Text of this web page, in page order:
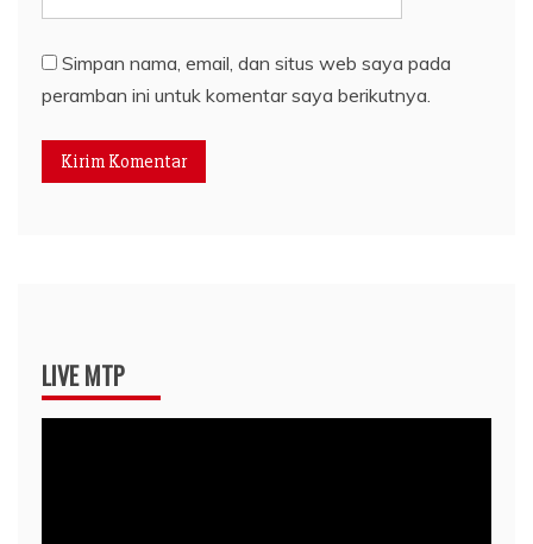
Simpan nama, email, dan situs web saya pada
peramban ini untuk komentar saya berikutnya.
LIVE MTP